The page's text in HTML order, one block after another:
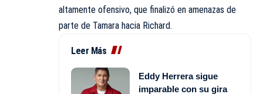
altamente ofensivo, que finalizó en amenazas de
parte de Tamara hacia Richard.
Leer Más
Eddy Herrera sigue
imparable con su gira